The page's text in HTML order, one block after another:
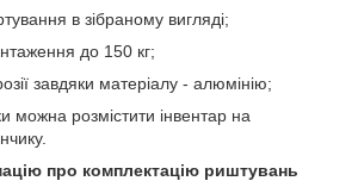
в зібраному вигляді;
до 150 кг;
завдяки матеріалу - алюмінію;
можна розмістити інвентар на
про комплектацію риштувань